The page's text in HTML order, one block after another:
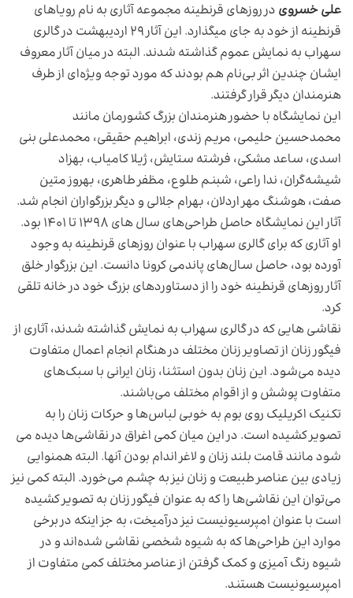
علی خسرویدر روزهای قرنطینه مجموعه آثاری به نام رویا‌های
قرنطینه از خود به جای میگذارد. این آثار ۲۹ اردیبهشت در گالری
سهراب به نمایش عموم گذاشته شدند. البته در میان آثار معروف
ایشان چندین اثر بی‌نام هم بودند که مورد توجه ویژه‌ای از طرف
هنرمندان دیگر قرار گرفتند.
این نمایشگاه با حضور هنرمندان بزرگ کشورمان مانند
محمدحسین حلیمی، مریم زندی، ابراهیم حقیقی، محمدعلی بنی
اسدی، ساعد مشکی، فرشته ستایش، ژیلا کامیاب، بهزاد
شیشه‌گران، ندا راعی، شبنم طلوع، مظفر طاهری، بهروز متین
صفت، هوشنگ مهر اردلان، بهرام جلالی و دیگر بزرگواران انجام شد.
آثار این نمایشگاه حاصل طراحی‌های سال های ۱۳۹۸ تا ۱۴۰۱ بود.
او آثاری که برای گالری سهراب با عنوان روزهای قرنطینه به وجود
آورده بود، حاصل سال‌های پاندمی کرونا دانست. این بزرگوار خلق
آثار روزهای قرنطینه خود را از دستاوردهای بزرگ خود در خانه تلقی
کرد.
نقاشی هایی که در گالری سهراب به نمایش گذاشته شدند، آثاری از
فیگور زنان از تصاویر زنان مختلف در هنگام انجام اعمال متفاوت
دیده می‌شود. این زنان بدون استثنا، زنان ایرانی با سبک‌های
متفاوت پوشش و از اقوام مختلف می‌باشند.
تکنیک اکریلیک روی بوم به خوبی لباس‌ها و حرکات زنان را به
تصویر کشیده است. در این میان کمی اغراق در نقاشی‌ها دیده می
شود مانند قامت بلند زنان و لاغر اندام بودن آنها. البته همنوایی
زیادی بین عناصر طبیعت و زنان نیز به چشم می‌خورد. البته کمی نیز
می‌توان این نقاشی‌ها را که به عنوان فیگور زنان به تصویر کشیده
است با عنوان امپرسیونیست نیز درآمیخت، به جز اینکه در برخی
موارد این طراحی‌ها که به شیوه شخصی نقاشی شده‌اند و در
شیوه رنگ آمیزی و کمک گرفتن از عناصر مختلف کمی متفاوت از
امپرسیونیست هستند.